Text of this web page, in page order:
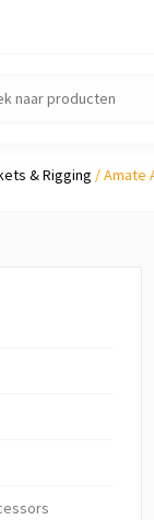
& Rigging / Amate